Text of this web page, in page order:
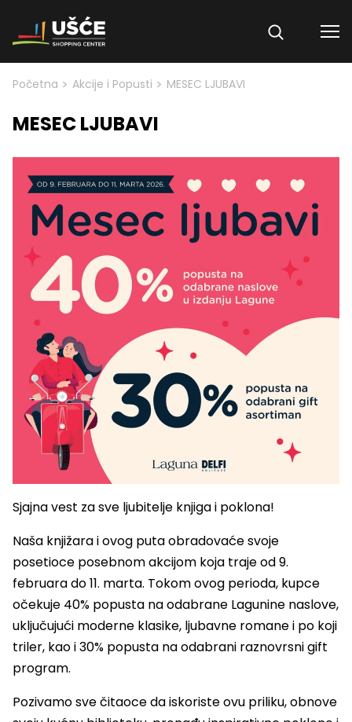
Skip to content
Početna > Akcije i Popusti > MESEC LJUBAVI
MESEC LJUBAVI
Sjajna vest za sve ljubitelje knjiga i poklona!
Naša knjižara i ovog puta obradovaće svoje
posetioce posebnom akcijom koja traje od 9.
februara do 11. marta. Tokom ovog perioda, kupce
očekuje 40% popusta na odabrane Lagunine naslove,
uključujući moderne klasike, ljubavne romane i po koji
triler, kao i 30% popusta na odabrani raznovrsni gift
program.
Pozivamo sve čitaoce da iskoriste ovu priliku, obnove